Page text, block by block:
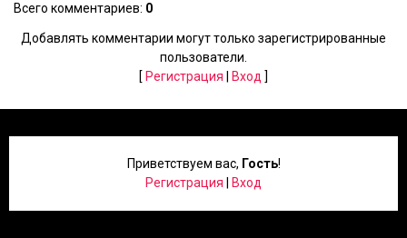
Всего комментариев: 0
Добавлять комментарии могут только зарегистрированные
пользователи.
[ Регистрация Вход ]
Приветствуем вас, Гость!
Регистрация
Вход